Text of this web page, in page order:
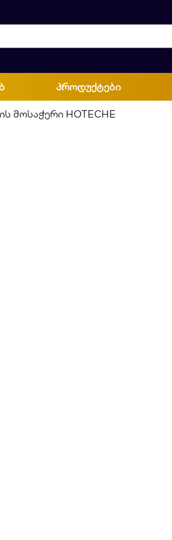
პროდუქტები
მოსაჭერი HOTECHE